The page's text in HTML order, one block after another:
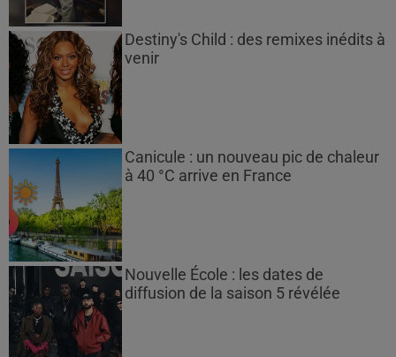
Destiny's Child : des remixes inédits à
venir
Canicule : un nouveau pic de chaleur
à 40 °C arrive en France
Nouvelle École : les dates de
diffusion de la saison 5 révélée